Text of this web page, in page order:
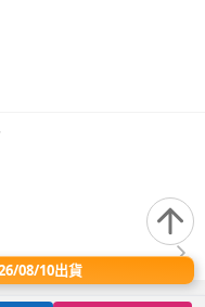
08/10出貨